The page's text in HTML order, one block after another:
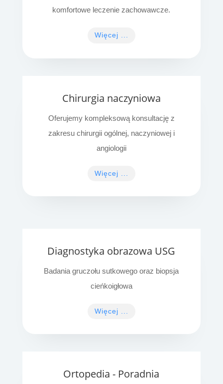
komfortowe leczenie zachowawcze.
Więcej ...
Chirurgia naczyniowa
Oferujemy kompleksową konsultację z
zakresu chirurgii ogólnej, naczyniowej i
angiologii
Więcej ...
Diagnostyka obrazowa USG
Badania gruczołu sutkowego oraz biopsja
cieńkoigłowa
Więcej ...
Ortopedia - Poradnia